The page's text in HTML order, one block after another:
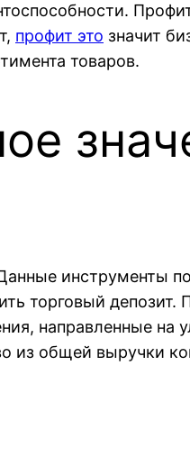
профит это значит
товаров.
инструменты
торговый депозит.
направленные на
из общей выручки